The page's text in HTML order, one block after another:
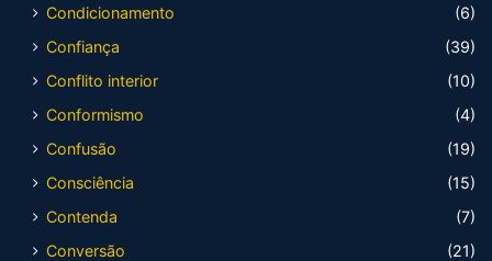
Condicionamento
(6)
Confiança
(39)
Conflito interior
(10)
Conformismo
(4)
Confusão
(19)
Consciência
(15)
Contenda
(7)
Conversão
(21)